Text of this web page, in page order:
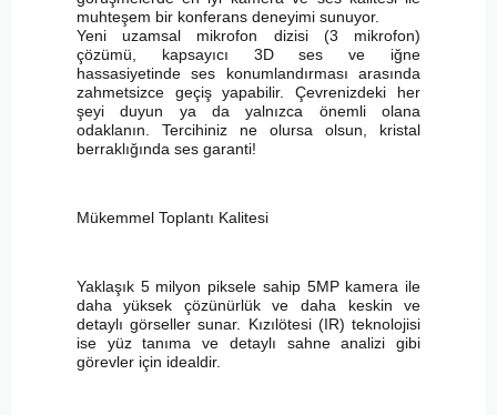
muhteşem bir konferans deneyimi sunuyor.
Yeni uzamsal mikrofon dizisi (3 mikrofon)
çözümü, kapsayıcı 3D ses ve iğne
hassasiyetinde ses konumlandırması arasında
zahmetsizce geçiş yapabilir. Çevrenizdeki her
şeyi duyun ya da yalnızca önemli olana
odaklanın. Tercihiniz ne olursa olsun, kristal
berraklığında ses garanti!
Mükemmel Toplantı Kalitesi
Yaklaşık 5 milyon piksele sahip 5MP kamera ile
daha yüksek çözünürlük ve daha keskin ve
detaylı görseller sunar. Kızılötesi (IR) teknolojisi
ise yüz tanıma ve detaylı sahne analizi gibi
görevler için idealdir.